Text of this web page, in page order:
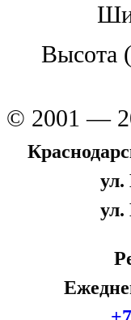
Высота
© 2001 —
ул.
ул.